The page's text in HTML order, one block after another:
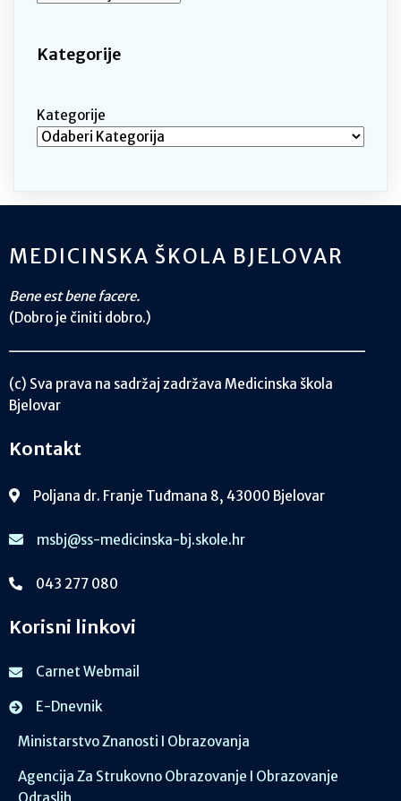
Kategorije
Kategorije
MEDICINSKA ŠKOLA BJELOVAR
Bene est bene facere.
(Dobro je činiti dobro.)
(c) Sva prava na sadržaj zadržava Medicinska škola
Bjelovar
Kontakt
Poljana dr. Franje Tuđmana 8, 43000 Bjelovar
msbj@ss-medicinska-bj.skole.hr
043 277 080
Korisni linkovi
Carnet Webmail
E-Dnevnik
Ministarstvo Znanosti I Obrazovanja
Agencija Za Strukovno Obrazovanje I Obrazovanje